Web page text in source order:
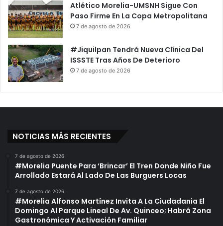
Atlético Morelia-UMSNH Sigue Con
Paso Firme En La Copa Metropolitana
7 de agosto de 2026
#Jiquilpan Tendrá Nueva Clínica Del
ISSSTE Tras Años De Deterioro
7 de agosto de 2026
NOTICIAS MÁS RECIENTES
7 de agosto de 2026
#Morelia Puente Para ‘Brincar’ El Tren Donde Niño Fue
Arrollado Estará Al Lado De Las Burguers Locas
7 de agosto de 2026
#Morelia Alfonso Martínez Invita A La Ciudadania El
Domingo Al Parque Lineal De Av. Quinceo; Habrá Zona
Gastronómica Y Activación Familiar